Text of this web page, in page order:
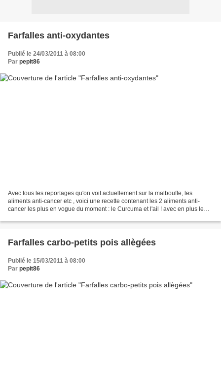
Farfalles anti-oxydantes
Publié le 24/03/2011 à 08:00
Par pepit86
Avec tous les reportages qu'on voit actuellement sur la malbouffe, les
aliments anti-cancer etc , voici une recette contenant les 2 aliments anti-
cancer les plus en vogue du moment : le Curcuma et l'ail ! avec en plus le
Farfalles carbo-petits pois allègées
Publié le 15/03/2011 à 08:00
Par pepit86